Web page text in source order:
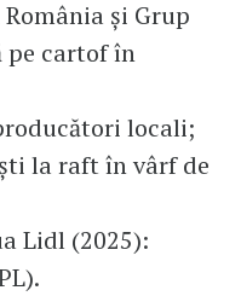
și Grup
pe cartof în
locali;
la raft în vârf de
Lidl (2025):